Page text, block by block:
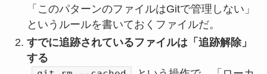
「このパターンのファイルはGitで管理しない」
というルールを書いておくファイルだ。
すでに追跡されているファイルは「追跡解除」
する